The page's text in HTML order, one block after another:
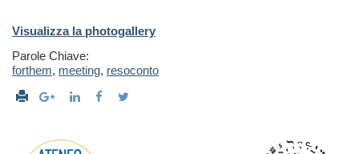
Visualizza la photogallery
Parole Chiave:
forthem, meeting, resoconto